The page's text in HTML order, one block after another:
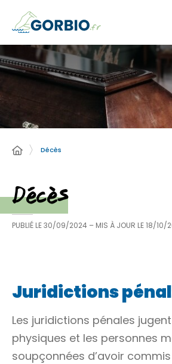
Décès
Décès
PUBLIÉ LE30/09/2024 – MIS À JOUR LE18/10/
Juridictions
Les juridictions pénales
physiques et les personnes
soupçonnées d’avoir